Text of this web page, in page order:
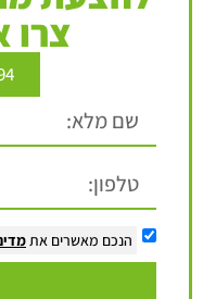
צרו
הנכם מאשרים את